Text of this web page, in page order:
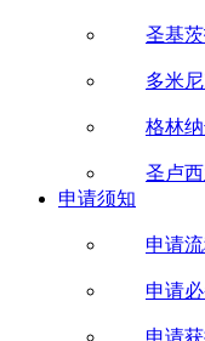
圣基
多米
格林
圣卢
申请须知
申请
申请
申请